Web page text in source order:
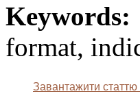
Keywords:
format,
Завантажити статтю